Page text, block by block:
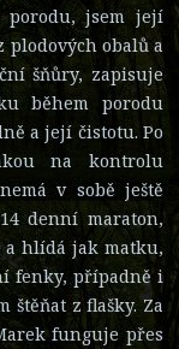
porodu, jsem její
plodových obalů a
šňůry, zapisuje
během porodu
a její čistotu. Po
na kontrolu
v sobě ještě
denní maraton,
a hlídá jak matku,
fenky, případně i
štěňat z flašky. Za
funguje přes